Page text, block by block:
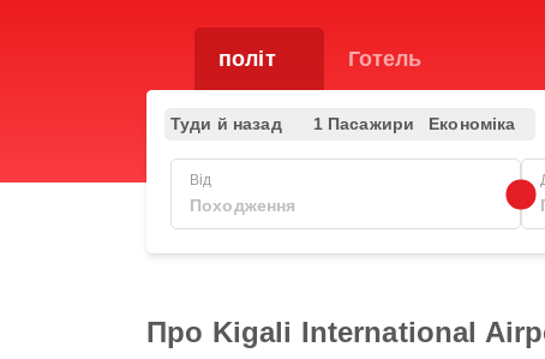
політ Готель
Туди й назад 1 Пасажири Економіка
Від
Про Kigali International